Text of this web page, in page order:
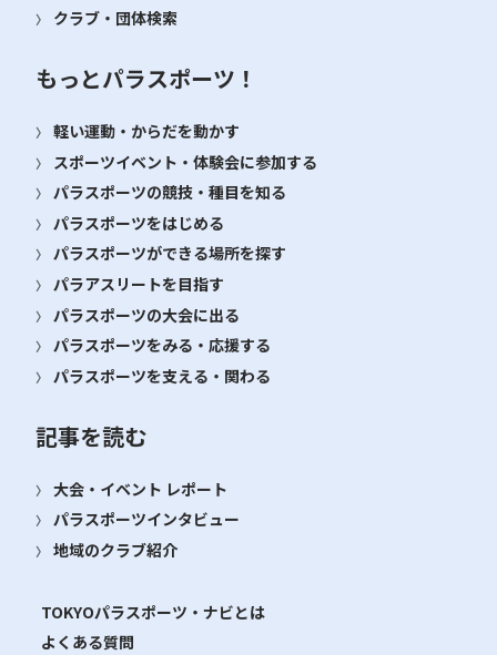
クラブ・団体検索
もっとパラスポーツ！
軽い運動・からだを動かす
スポーツイベント・体験会に参加する
パラスポーツの競技・種目を知る
パラスポーツをはじめる
パラスポーツができる場所を探す
パラアスリートを目指す
パラスポーツの大会に出る
パラスポーツをみる・応援する
パラスポーツを支える・関わる
記事を読む
大会・イベント レポート
パラスポーツインタビュー
地域のクラブ紹介
TOKYOパラスポーツ・ナビとは
よくある質問